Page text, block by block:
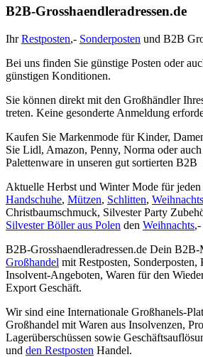
B2B-Grosshaendleradressen.de
IhrRestposten,- Sonderposten und B2B
Bei uns finden Sie günstige Posten oder
günstigen Konditionen.
Sie können direkt mit den Großhändler
treten. Keine gesonderte Anmeldung
Kaufen Sie Markenmode für Kinder,
Sie Lidl, Amazon, Penny, Norma oder
Palettenware in unseren gut sortierten
Aktuelle Herbst und Winter Mode für
Handschuhe, Mützen, Schlitten,
Christbaumschmuck, Silvester Party
Silvester Böller aus Polen den Weihnachts
B2B-Grosshaendleradressen.de Dein
Großhandel mit Restposten, Sonderposten,
Insolvent-Angeboten, Waren für den
Export Geschäft.
Wir sind eine Internationale Großhanels-
Großhandel mit Waren aus Insolvenzen,
Lagerüberschüssen sowie
und den Restposten Handel.